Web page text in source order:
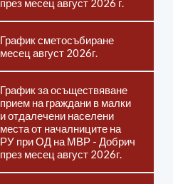
през месец август 2026 г.
График сметосъбиране
месец август 2026г.
График за осъществяване
прием на граждани в малки
и отдалечени населени
места от началниците на
РУ при ОД на МВР - Добрич
през месец август 2026г.